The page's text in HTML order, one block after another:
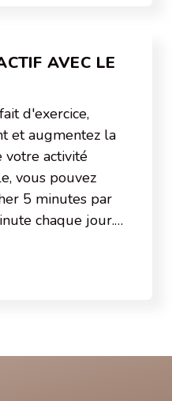
AVEC LE
d'exercice,
et augmentez la
votre activité
vous pouvez
5 minutes par
chaque jour.…